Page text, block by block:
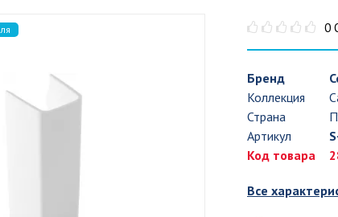
0
Бренд
Коллекция
Страна
Артикул
Код товара
Все